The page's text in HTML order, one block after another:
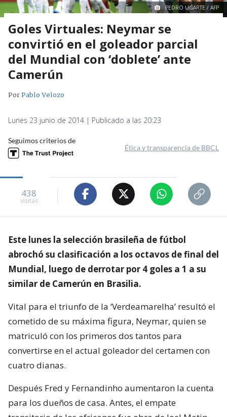
PEDRO UGARTE / AFP
Goles Virtuales: Neymar se
convirtió en el goleador parcial
del Mundial con ‘doblete’ ante
Camerún
PorPablo Velozo
Lunes 23 junio de 2014 | Publicado a las 20:23
Seguimos criterios de
Ética y transparencia de BBCL
438
visitas
Este lunes la selección brasileña de fútbol
abrochó su clasificación a los octavos de final del
Mundial, luego de derrotar por 4 goles a 1 a su
similar de Camerún en Brasilia.
Vital para el triunfo de la ‘Verdeamarelha’ resultó el
cometido de su máxima figura, Neymar, quien se
matriculó con los primeros dos tantos para
convertirse en el actual goleador del certamen con
cuatro dianas.
Después Fred y Fernandinho aumentaron la cuenta
para los dueños de casa. Antes, el empate